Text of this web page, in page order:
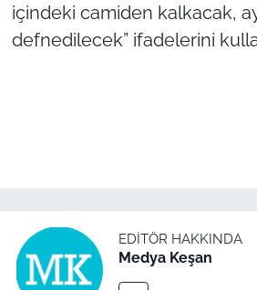
içindeki camiden kalkacak,
defnedilecek” ifadelerini
EDITÖR HAKKINDA
Medya Keşan
Canlı Maç